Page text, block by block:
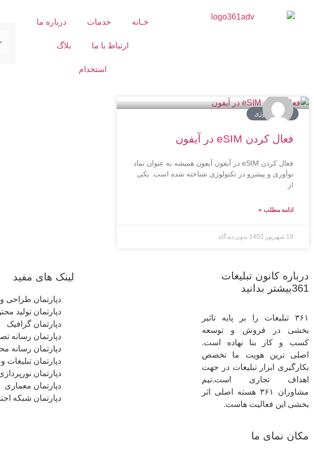
خـانه خدمات درباره ما
ارتباط با ما بلاگ
استخدام
اخبار تکنولوژی
فعال کردن eSIM در آیفون
فعال کردن eSIM در آیفون آیفون همیشه به عنوان نماد
نوآوری و پیشرو در تکنولوژی شناخته‌ شده‌ است. یکی
از
ادامه مطلب »
19 شهریور 1403 بدون دیدگاه
درباره کانون تبلیغات
361بیشتر بدانید
۳۶۱ تبلیغات را بر پایه تاثیر
بخشی در فروش و توسعه
کسب و کار بنا نهاده است.
اصلی ترین هویت ما تخصص
بکارگیری ابزار تبلیغات در جهت
اهداف تجاری است.تیم
مشاوران ۳۶۱ هسته اصلی اثر
بخشی این فعالیت هاست.
مکان نمای ما
لینک های مفید
دپارتمان طراحی
دپارتمان تولید
دپارتمان گرافیک
دپارتمان رسانه
دپارتمان رسانه
دپارتمان تبلیغات
دپارتمان
دپارتمان معماری
دپارتمان شبکه